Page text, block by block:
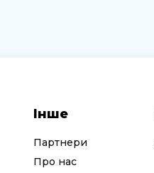
Інше
Партнери
Про нас